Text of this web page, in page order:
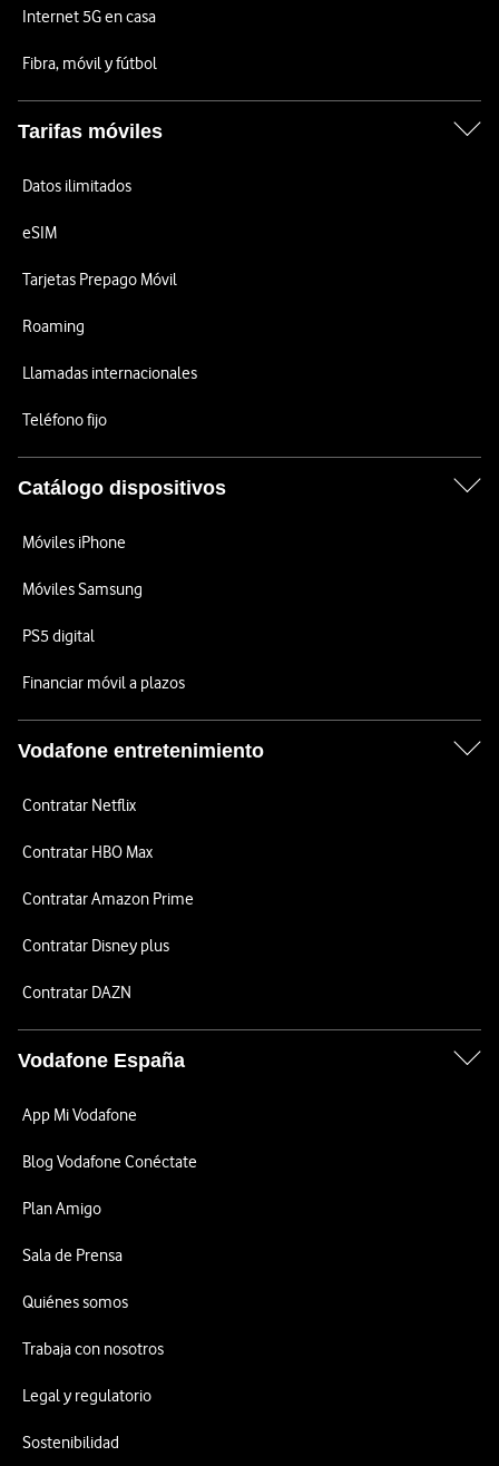
Internet 5G en casa
Fibra, móvil y fútbol
Tarifas móviles
Datos ilimitados
eSIM
Tarjetas Prepago Móvil
Roaming
Llamadas internacionales
Teléfono fijo
Catálogo dispositivos
Móviles iPhone
Móviles Samsung
PS5 digital
Financiar móvil a plazos
Vodafone entretenimiento
Contratar Netflix
Contratar HBO Max
Contratar Amazon Prime
Contratar Disney plus
Contratar DAZN
Vodafone España
App Mi Vodafone
Blog Vodafone Conéctate
Plan Amigo
Sala de Prensa
Quiénes somos
Trabaja con nosotros
Legal y regulatorio
Sostenibilidad